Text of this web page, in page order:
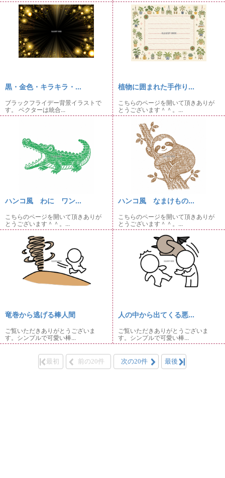
黒・金色・キラキラ・...
ブラックフライデー背景イラストで
す。 ベクターは統合...
植物に囲まれた手作り...
こちらのページを開いて頂きありが
とうございます＾＾。...
ハンコ風 わに ワン...
こちらのページを開いて頂きありが
とうございます＾＾。...
ハンコ風 なまけもの...
こちらのページを開いて頂きありが
とうございます＾＾。...
竜巻から逃げる棒人間
ご覧いただきありがとうございま
す。シンプルで可愛い棒...
人の中から出てくる悪...
ご覧いただきありがとうございま
す。シンプルで可愛い棒...
最初 前の20件 次の20件 最後